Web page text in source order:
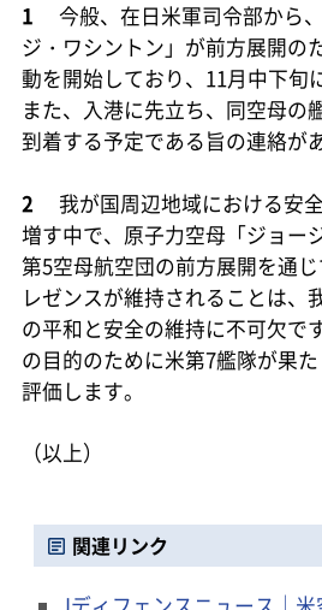
1
今般、在日米軍司令部から
ジ・ワシントン」が前方展開の
動を開始しており、11月中下旬
また、入港に先立ち、同空母の
到着する予定である旨の連絡が
2
我が国周辺地域における安
増す中で、原子力空母「ジョー
第5空母航空団の前方展開を通
レゼンスが維持されることは、
の平和と安全の維持に不可欠で
の目的のために米第7艦隊が果
評価します。
（以上）
関連リンク